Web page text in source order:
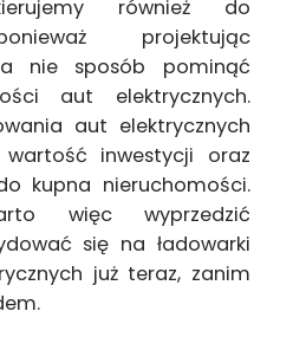
również do
projektując
nie sposób pominąć
aut elektrycznych.
aut elektrycznych
wartość inwestycji oraz
kupna nieruchomości.
więc wyprzedzić
się na ładowarki
już teraz, zanim